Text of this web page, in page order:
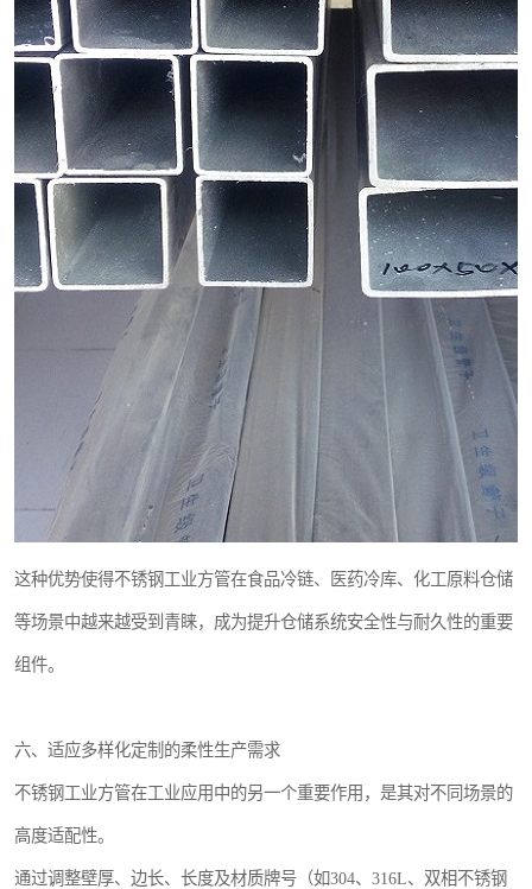
这种优势使得不锈钢工业方管在食品冷链、医药冷库、化工原料仓储
等场景中越来越受到青睐，成为提升仓储系统安全性与耐久性的重要
组件。
六、适应多样化定制的柔性生产需求
不锈钢工业方管在工业应用中的另一个重要作用，是其对不同场景的
高度适配性。
通过调整壁厚、边长、长度及材质牌号（如304、316L、双相不锈钢